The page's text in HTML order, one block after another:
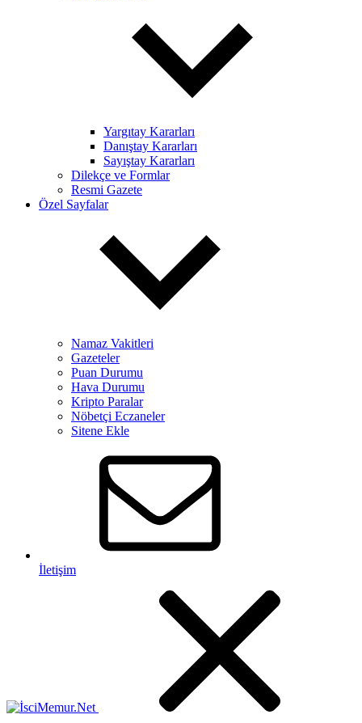
Yargıtay Kararları
Danıştay Kararları
Sayıştay Kararları
Dilekçe ve Formlar
Resmi Gazete
Özel Sayfalar
Namaz Vakitleri
Gazeteler
Puan Durumu
Hava Durumu
Kripto Paralar
Nöbetçi Eczaneler
Sitene Ekle
İletişim